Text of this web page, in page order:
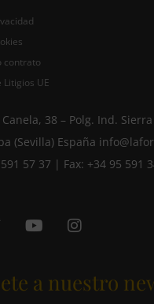
contrato
Litigios UE
38 – Polg. Ind.
(Sevilla) España
57 37 | Fax: +34 95 591
a nuestro